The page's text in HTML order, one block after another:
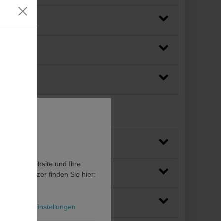
diese Website und Ihre
als Nutzer finden Sie hier:
Weitere Einstellungen